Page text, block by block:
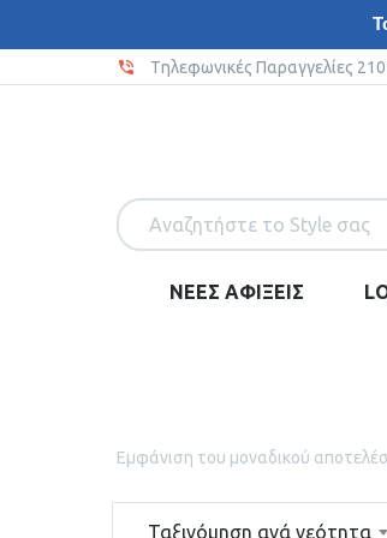
Tηλεφωνικές Παραγγελίες
ΝΕΕΣ ΑΦΙΞΕΙΣ
Εμφάνιση του μοναδικού
Ταξινόμηση ανά νεότητα